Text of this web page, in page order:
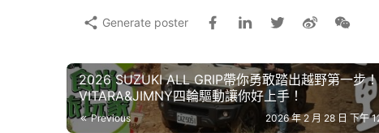
Generate poster
2026 SUZUKI ALL GRIP帶你勇敢踏出越野第一步！
VITARA&JIMNY四輪驅動讓你好上手！
Previous 2026 年 2 月 28 日 下午